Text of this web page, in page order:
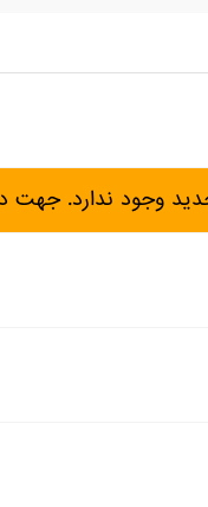
وجود ندارد. جهت